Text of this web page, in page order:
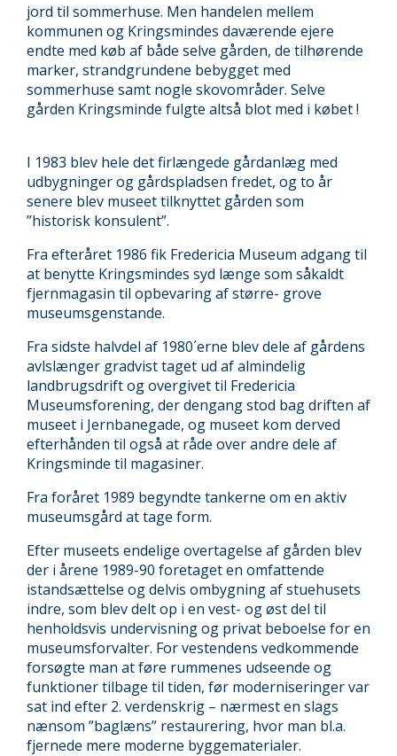
jord til sommerhuse. Men handelen mellem
kommunen og Kringsmindes daværende ejere
endte med køb af både selve gården, de tilhørende
marker, strandgrundene bebygget med
sommerhuse samt nogle skovområder. Selve
gården Kringsminde fulgte altså blot med i købet !
I 1983 blev hele det firlængede gårdanlæg med
udbygninger og gårdspladsen fredet, og to år
senere blev museet tilknyttet gården som
”historisk konsulent”.
Fra efteråret 1986 fik Fredericia Museum adgang til
at benytte Kringsmindes syd længe som såkaldt
fjernmagasin til opbevaring af større- grove
museumsgenstande.
Fra sidste halvdel af 1980´erne blev dele af gårdens
avlslænger gradvist taget ud af almindelig
landbrugsdrift og overgivet til Fredericia
Museumsforening, der dengang stod bag driften af
museet i Jernbanegade, og museet kom derved
efterhånden til også at råde over andre dele af
Kringsminde til magasiner.
Fra foråret 1989 begyndte tankerne om en aktiv
museumsgård at tage form.
Efter museets endelige overtagelse af gården blev
der i årene 1989-90 foretaget en omfattende
istandsættelse og delvis ombygning af stuehusets
indre, som blev delt op i en vest- og øst del til
henholdsvis undervisning og privat beboelse for en
museumsforvalter. For vestendens vedkommende
forsøgte man at føre rummenes udseende og
funktioner tilbage til tiden, før moderniseringer var
sat ind efter 2. verdenskrig – nærmest en slags
nænsom ”baglæns” restaurering, hvor man bl.a.
fjernede mere moderne byggematerialer.